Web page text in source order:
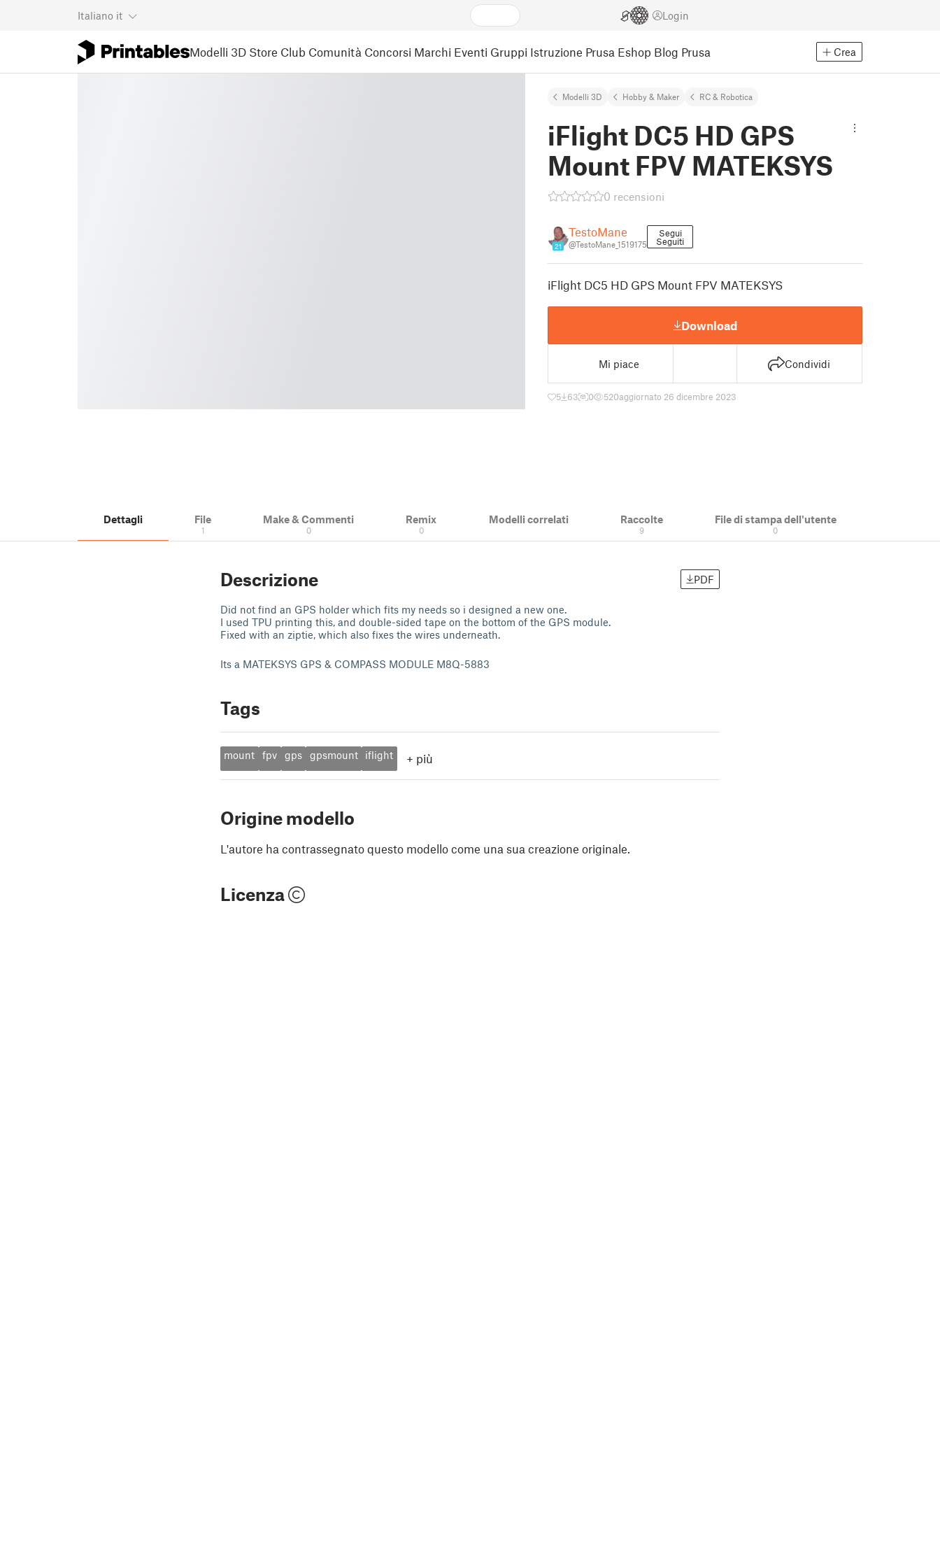
Italiano it Login
Modelli 3D Store Club Comunità Concorsi Marchi Eventi Gruppi Istruzione Prusa Eshop Blog Prusa Crea
Modelli 3D Hobby & Maker RC & Robotica
iFlight DC5 HD GPS
Mount FPV MATEKSYS
0 recensioni
21
TestoMane
@TestoMane_1519175
Segui
Seguiti
iFlight DC5 HD GPS Mount FPV MATEKSYS
Download
Mi piace Condividi
5 63 0 520aggiornato 26 dicembre 2023
Dettagli File
1
Make & Commenti
0
Remix
0
Modelli correlati Raccolte
9
File di stampa dell'utente
0
Descrizione PDF
Did not find an GPS holder which fits my needs so i designed a new one.
I used TPU printing this, and double-sided tape on the bottom of the GPS module.
Fixed with an ziptie, which also fixes the wires underneath.
Its a MATEKSYS GPS & COMPASS MODULE M8Q-5883
Tags
mount fpv gps gpsmount iflight + più
Origine modello
L'autore ha contrassegnato questo modello come una sua creazione originale.
Licenza